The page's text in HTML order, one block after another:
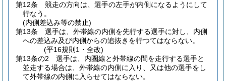
第12条
競走の方向は、選手の左手が内側になるようにして
行なう。
(内側差込み等の禁止)
第13条
選手は、外帯線の内側を先行する選手に対し、内側
への差込み及び内側からの追抜きを行つてはならない。
(平16規則1・全改)
第13条の2
選手は、内圏線と外帯線の間を走行する選手と
並走する場合は、外帯線の内側に入り、又は他の選手をし
て外帯線の内側に入らせてはならない。